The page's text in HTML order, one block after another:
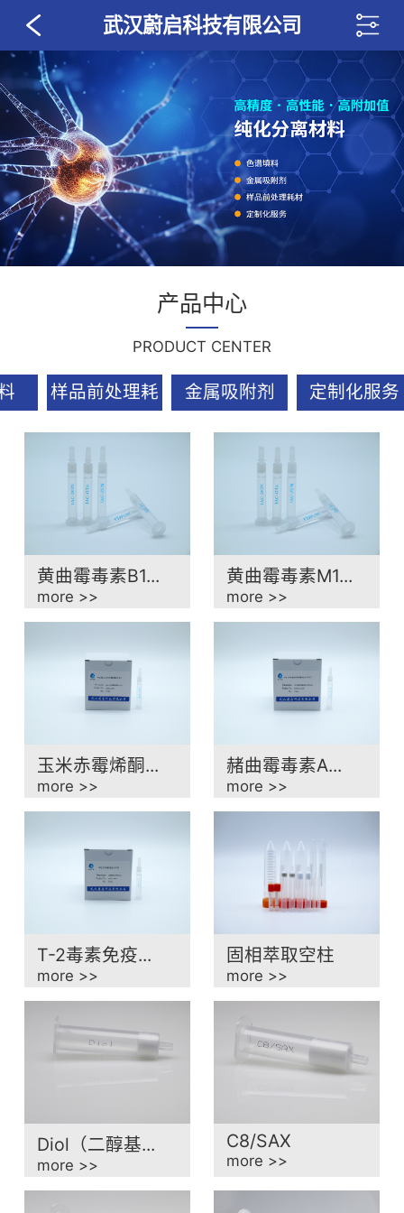
武汉蔚启科技有限公司
产品中心
PRODUCT CENTER
色谱填料
样品前处理耗
金属吸附剂
黄曲霉毒素B1...
more >>
黄曲霉毒素M1...
more >>
玉米赤霉烯酮...
more >>
赭曲霉毒素A...
more >>
T-2毒素免疫...
more >>
固相萃取空柱
more >>
Diol（二醇基...
more >>
C8/SAX
more >>